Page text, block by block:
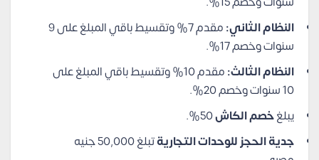
النظام الثاني:
مقدم 7% وتقسيط باقي المبلغ على 9
سنوات وخصم 17%.
النظام الثالث:
مقدم 10% وتقسيط باقي المبلغ على
10 سنوات وخصم 20%.
يبلغخصم الكاش
جدية الحجز للوحدات التجارية
تبلغ 50,000 جنيه